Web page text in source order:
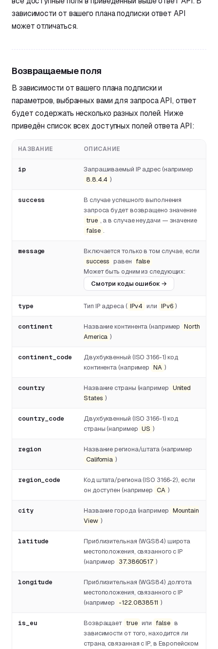
зависимости от вашего плана подписки ответ API
может отличаться.
Возвращаемые поля
В зависимости от вашего плана подписки и
параметров, выбранных вами для запроса API, ответ
будет содержать несколько разных полей. Ниже
приведён список всех доступных полей ответа API:
НАЗВАНИЕ ОПИСАНИЕ
ip
Запрашиваемый IP адрес (например
8.8.4.4 )
success
В случае успешного выполнения
запроса будет возвращено значение
true , а в случае неудачи — значение
false .
message
Включается только в том случае, если
success равен false
Может быть одним из следующих:
Смотри коды ошибок→
type Тип IP адреса ( IPv4 или IPv6 )
continent Название континента (например North
America )
continent_code
Двухбуквенный (ISO 3166-1) код
континента (например NA )
country Название страны (например United
States )
country_code
Двухбуквенный (ISO 3166-1) код
страны (например US )
region
Название региона/штата (например
California )
region_code
Код штата/региона (ISO 3166-2), если
он доступен (например CA )
city Название города (например Mountain
View )
latitude
Приблизительная (WGS84) широта
местоположения, связанного с IP
(например 37.3860517 )
longitude
Приблизительная (WGS84) долгота
местоположения, связанного с IP
(например -122.0838511 )
is_eu Возвращает true или false в
зависимости от того, находится ли
страна, связанная с IP, в Европейском